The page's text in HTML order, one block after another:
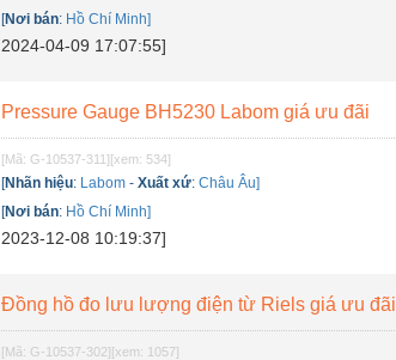
[Nơi bán: Hồ Chí Minh]
2024-04-09 17:07:55]
Pressure Gauge BH5230 Labom giá ưu đãi
[Mã: G-10537-311][xem: 534]
[Nhãn hiệu: Labom -Xuất xứ:Châu Âu]
[Nơi bán: Hồ Chí Minh]
2023-12-08 10:19:37]
Đồng hồ đo lưu lượng điện từ Riels giá ưu đãi
[Mã: G-10537-302][xem: 1057]